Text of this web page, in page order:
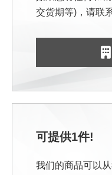
交货期等)，请联
可提供1件!
我们的商品可以